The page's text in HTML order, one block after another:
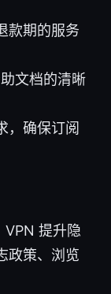
款期的服务
文档的清晰
，确保订阅
VPN 提升隐
政策、浏览